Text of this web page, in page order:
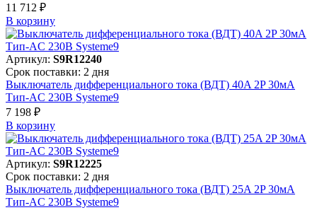
11 712 ₽
В корзинy
Артикул: S9R12240
Срок поставки: 2 дня
Выключатель дифференциального тока (ВДТ) 40A 2P 30мА
Тип-AC 230В Systeme9
7 198 ₽
В корзинy
Артикул: S9R12225
Срок поставки: 2 дня
Выключатель дифференциального тока (ВДТ) 25A 2P 30мА
Тип-AC 230В Systeme9